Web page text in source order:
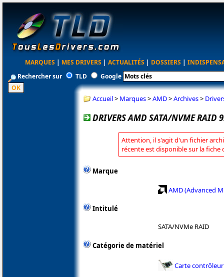
MARQUES | MES DRIVERS | ACTUALITÉS | DOSSIERS |
Rechercher sur
TLD Google
Accueil> Marques>AMD>Archives>
DRIVERS AMD SATA/NVME RAID
Attention, il s'agit d'un fichier
récente est disponible sur la fiche
Marque
AMD (Advanced
Intitulé
SATA/NVMe RAID
Catégorie de matériel
Carte contrôleur